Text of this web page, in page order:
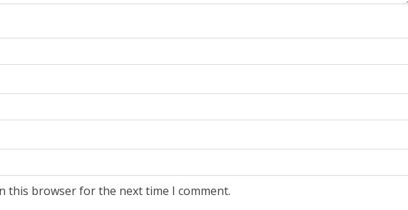
this browser for the next time I comment.